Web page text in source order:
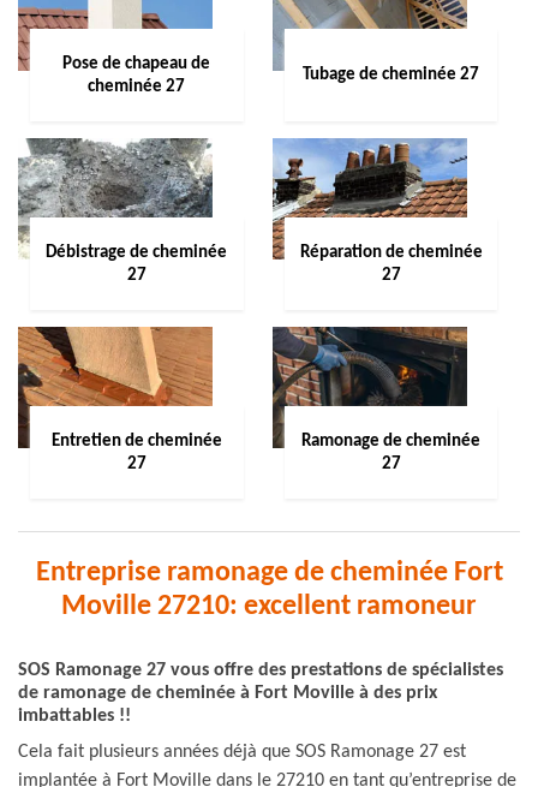
Pose de chapeau de
cheminée 27
Tubage de cheminée 27
Débistrage de cheminée
27
Réparation de cheminée
27
Entretien de cheminée
27
Ramonage de cheminée
27
Entreprise ramonage de cheminée Fort
Moville 27210: excellent ramoneur
SOS Ramonage 27 vous offre des prestations de spécialistes
de ramonage de cheminée à Fort Moville à des prix
imbattables !!
Cela fait plusieurs années déjà que SOS Ramonage 27 est
implantée à Fort Moville dans le 27210 en tant qu’entreprise de